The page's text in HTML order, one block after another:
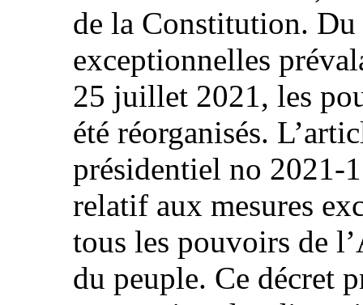
de la Constitution. Du
exceptionnelles
25 juillet 2021, les
été réorganisés.
présidentiel no 2021-
relatif aux mesures
tous les pouvoirs de
du peuple. Ce décret